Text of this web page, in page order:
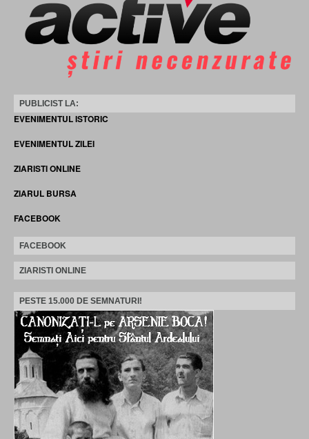
PUBLICIST LA:
EVENIMENTUL ISTORIC
EVENIMENTUL ZILEI
ZIARISTI ONLINE
ZIARUL BURSA
FACEBOOK
FACEBOOK
ZIARISTI ONLINE
PESTE 15.000 DE SEMNATURI!